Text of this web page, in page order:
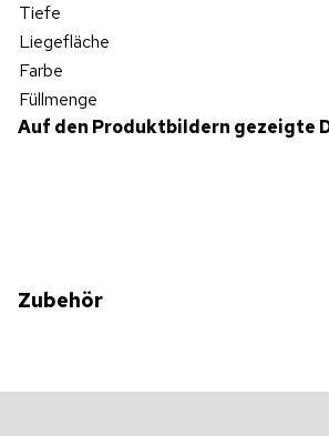
Tiefe
Liegefläche
Farbe
Füllmenge
Auf den Produktbildern gezeigte
Zubehör